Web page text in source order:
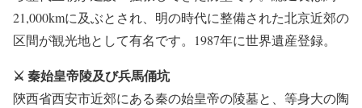
21,000kmに及ぶとされ、明の時代に整備された北京近郊の
区間が観光地として有名です。1987年に世界遺産登録。
⚔️ 秦始皇帝陵及び兵馬俑坑
陝西省西安市近郊にある秦の始皇帝の陵墓と、等身大の陶